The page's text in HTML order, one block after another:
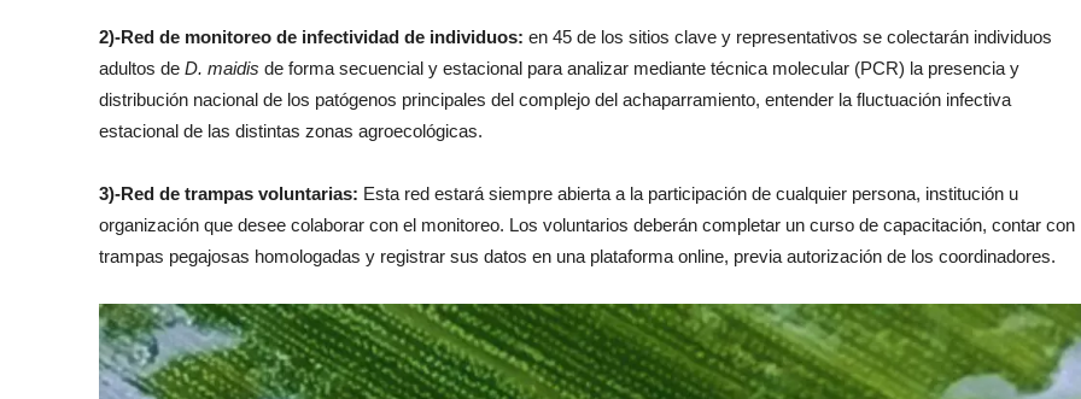
2)-Red de monitoreo de infectividad de individuos: en 45 de los sitios clave y representativos se colectarán individuos
adultos de D. maidis de forma secuencial y estacional para analizar mediante técnica molecular (PCR) la presencia y
distribución nacional de los patógenos principales del complejo del achaparramiento, entender la fluctuación infectiva
estacional de las distintas zonas agroecológicas.
3)-Red de trampas voluntarias: Esta red estará siempre abierta a la participación de cualquier persona, institución u
organización que desee colaborar con el monitoreo. Los voluntarios deberán completar un curso de capacitación, contar con
trampas pegajosas homologadas y registrar sus datos en una plataforma online, previa autorización de los coordinadores.